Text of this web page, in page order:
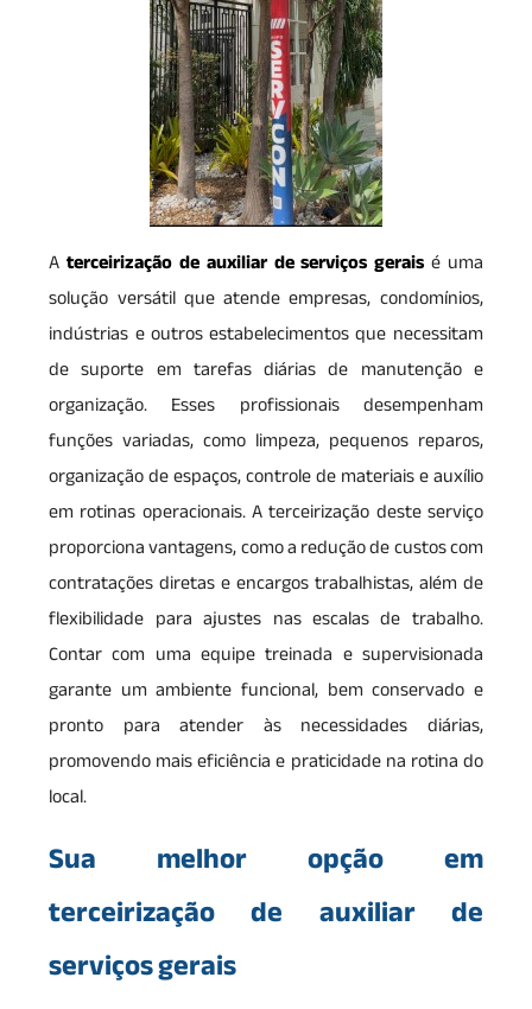
Aterceirização de auxiliar de serviços gerais é uma
solução versátil que atende empresas, condomínios,
indústrias e outros estabelecimentos que necessitam
de suporte em tarefas diárias de manutenção e
organização. Esses profissionais desempenham
funções variadas, como limpeza, pequenos reparos,
organização de espaços, controle de materiais e auxílio
em rotinas operacionais. A terceirização deste serviço
proporciona vantagens, como a redução de custos com
contratações diretas e encargos trabalhistas, além de
flexibilidade para ajustes nas escalas de trabalho.
Contar com uma equipe treinada e supervisionada
garante um ambiente funcional, bem conservado e
pronto para atender às necessidades diárias,
promovendo mais eficiência e praticidade na rotina do
local.
Sua melhor opção em
terceirização de auxiliar de
serviços gerais